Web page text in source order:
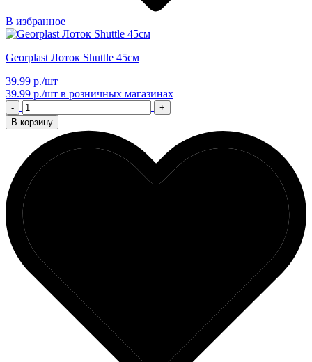
В избранное
Georplast Лоток Shuttle 45см
39.99 р./шт
39.99 р./шт в розничных магазинах
-
+
В корзину